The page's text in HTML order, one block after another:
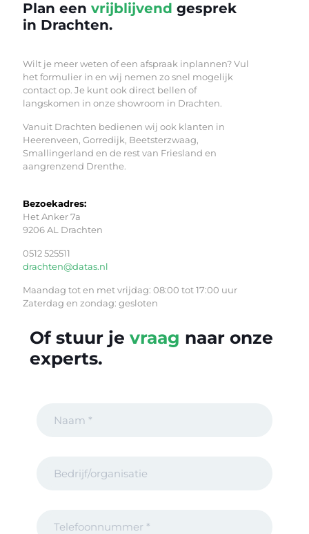
Plan een vrijblijvend gesprek
in Drachten.
Wilt je meer weten of een afspraak inplannen? Vul
het formulier in en wij nemen zo snel mogelijk
contact op. Je kunt ook direct bellen of
langskomen in onze showroom in Drachten.
Vanuit Drachten bedienen wij ook klanten in
Heerenveen, Gorredijk, Beetsterzwaag,
Smallingerland en de rest van Friesland en
aangrenzend Drenthe.
Bezoekadres:
Het Anker 7a
9206 AL Drachten
0512 525511
drachten@datas.nl
Maandag tot en met vrijdag: 08:00 tot 17:00 uur
Zaterdag en zondag: gesloten
Of stuur je vraag naar onze
experts.